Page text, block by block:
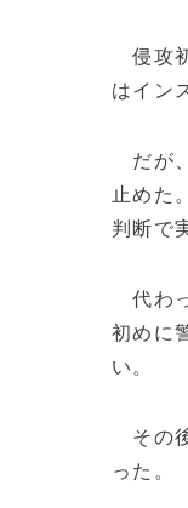
侵攻
はイン
だが
止めた
判断で
代わ
初めに
い。
その
った。